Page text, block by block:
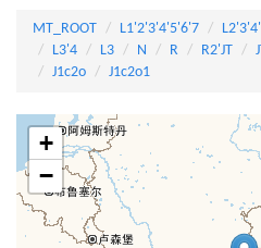
MT_ROOT L1'2'3'4'5'6'7
L3'4
L3 N R R2'JT
J1c2o
J1c2o1
+
−